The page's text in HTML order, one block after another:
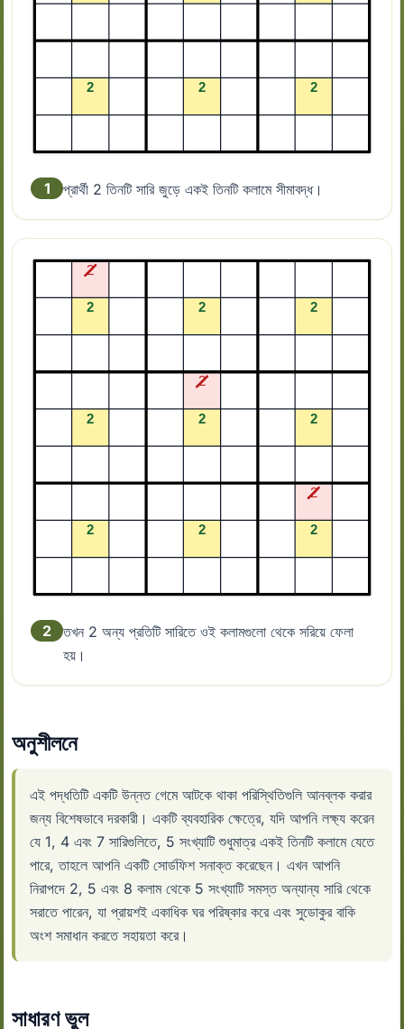
1 প্রার্থী 2 তিনটি সারি জুড়ে একই তিনটি কলামে সীমাবদ্ধ।
2
তখন 2 অন্য প্রতিটি সারিতে ওই কলামগুলো থেকে সরিয়ে ফেলা
হয়।
অনুশীলনে
এই পদ্ধতিটি একটি উন্নত গেমে আটকে থাকা পরিস্থিতিগুলি আনব্লক করার
জন্য বিশেষভাবে দরকারী। একটি ব্যবহারিক ক্ষেত্রে, যদি আপনি লক্ষ্য করেন
যে 1, 4 এবং 7 সারিগুলিতে, 5 সংখ্যাটি শুধুমাত্র একই তিনটি কলামে যেতে
পারে, তাহলে আপনি একটি সোর্ডফিশ সনাক্ত করেছেন। এখন আপনি
নিরাপদে 2, 5 এবং 8 কলাম থেকে 5 সংখ্যাটি সমস্ত অন্যান্য সারি থেকে
সরাতে পারেন, যা প্রায়শই একাধিক ঘর পরিষ্কার করে এবং সুডোকুর বাকি
অংশ সমাধান করতে সহায়তা করে।
সাধারণ ভুল